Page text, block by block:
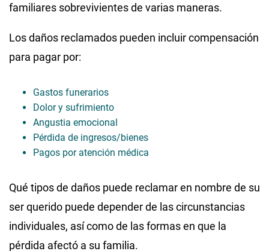
familiares sobrevivientes de varias maneras.
Los daños reclamados pueden incluir compensación
para pagar por:
Gastos funerarios
Dolor y sufrimiento
Angustia emocional
Pérdida de ingresos/bienes
Pagos por atención médica
Qué tipos de daños puede reclamar en nombre de su
ser querido puede depender de las circunstancias
individuales, así como de las formas en que la
pérdida afectó a su familia.